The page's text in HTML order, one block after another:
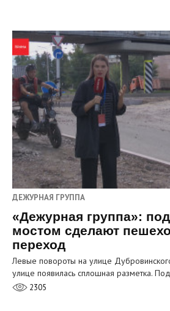
ДЕЖУРНАЯ ГРУППА
«Дежурная группа»:
мостом сделают
переход
Левые повороты на улице
улице появилась сплошная разметка.
2305